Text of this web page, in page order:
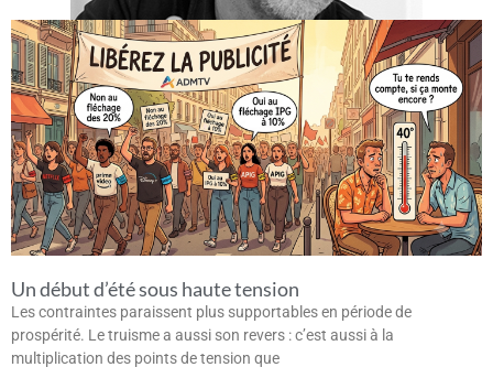
Un début d’été sous haute tension
Les contraintes paraissent plus supportables en période de
prospérité. Le truisme a aussi son revers : c’est aussi à la
multiplication des points de tension que